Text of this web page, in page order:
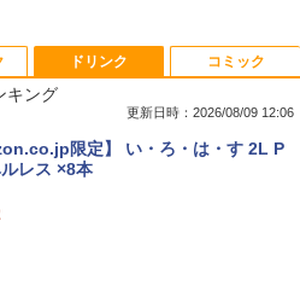
け】全品ポイント10倍 お買い物マ
★8/4～8/11★中古パソコン ノー
Lenovo ThinkPad E590 Core i3 8
メモリ8GB / 16GB / 32GB SSD M.
/ 512GB / 1TB Windows1
【送料無料】【1年保証】
4300Uより速い」 NiPoGi ミニ
Embedded R2544初登場 8G
4TB拡張可 mini pc Windows
動作より高速 4K×3画面出力 ミニ
ン HDMI2.0+DP1.4 静音性 小型pc
端子Type-C USB3.2 有線LAN WI
良品】【安心保証】Princeton 21.
ドカラー液晶ディスプレイ PTF
22W / PTFBDE-22W ブラック/ ホ
色 スピーカー搭載 プリンストン
わ なんか小さくてかわいいやつ
んか飛び出ていろいろ貼れるフォ
バム付き特装版 （講談社キャラク
A） [ ナガノ ]
P40i オフホワイト
WAYNE feat. Flo Milli, ATL Jacob
ドリンク
キング
更新日時：2026/08/09 12:06
限定】 い・ろ・は・す 2L P
レス ×8本
コミック